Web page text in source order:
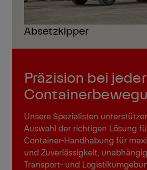
Absetzkipper
Präzision bei jeder
Unsere Spezialisten
Auswahl der richtigen Lösung
Container-Handhabung für
und Zuverlässigkeit,
Transport- und